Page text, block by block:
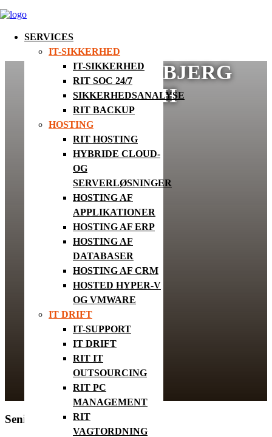
SERVICES
IT-SIKKERHED
IT-SIKKERHED
RIT SOC 24/7
SIKKERHEDSANALYSE
RIT BACKUP
HOSTING
RIT HOSTING
HYBRIDE CLOUD-
OG
SERVERLØSNINGER
HOSTING AF
APPLIKATIONER
HOSTING AF ERP
HOSTING AF
DATABASER
HOSTING AF CRM
HOSTED HYPER-V
OG VMWARE
IT DRIFT
IT-SUPPORT
IT DRIFT
RIT IT
OUTSOURCING
RIT PC
MANAGEMENT
RIT
VAGTORDNING
SIMON MOSBJERG
MØRCH
Senior IT Consultant